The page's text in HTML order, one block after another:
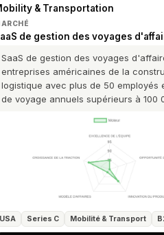
& Transportation
de gestion des voyages
SaaS de gestion des voyages
entreprises américaines de la
logistique avec plus de 50 employés
de voyage annuels supérieurs à 100
USA Series C Mobilité & Transport